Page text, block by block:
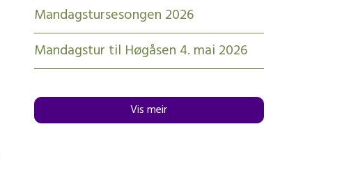
Mandagstursesongen 2026
Mandagstur til Høgåsen 4. mai 2026
Vis meir